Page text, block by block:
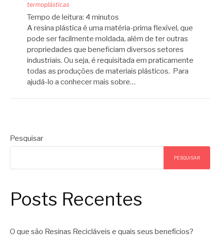
termoplásticas
Tempo de leitura: 4 minutos
A resina plástica é uma matéria-prima flexível, que
pode ser facilmente moldada, além de ter outras
propriedades que beneficiam diversos setores
industriais. Ou seja, é requisitada em praticamente
todas as produções de materiais plásticos. Para
ajudá-lo a conhecer mais sobre…
Pesquisar
PESQUISAR
Posts Recentes
O que são Resinas Recicláveis e quais seus benefícios?